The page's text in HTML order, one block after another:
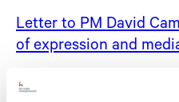
Letter to PM David
of expression and